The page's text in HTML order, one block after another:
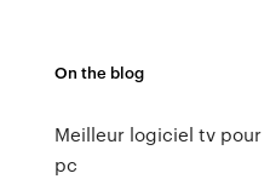
On the blog
Meilleur logiciel tv pour
pc